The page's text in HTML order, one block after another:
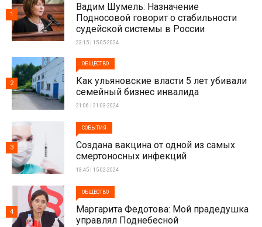
Вадим Шумель: Назначение
Подносовой говорит о стабильности
судейской системы в России
23:15 | 15-05-2024
1
ОБЩЕСТВО
Как ульяновские власти 5 лет убивали
семейный бизнес инвалида
21:06 | 21-03-2024
2
СОБЫТИЯ
Создана вакцина от одной из самых
смертоносных инфекций
13:45 | 15-02-2024
3
ОБЩЕСТВО
Маргарита Федотова: Мой прадедушка
управлял Поднебесной
4